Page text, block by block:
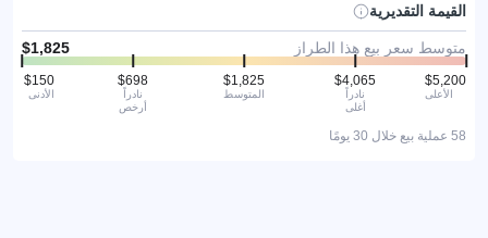
القيمة التقديرية
متوسط سعر بيع هذا الطراز
الأدنى
نادراً
أرخص
المتوسط
نادراً
أغلى
الأعلى
58 عملية بيع خلال 30 يومًا